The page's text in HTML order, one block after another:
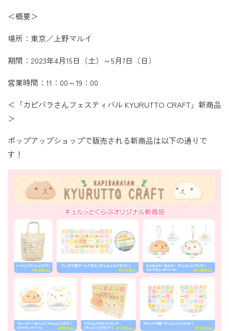
＜概要＞
場所：東京／上野マルイ
期間：2023年4月15日（土）～5月7日（日）
営業時間：11：00～19：00
＜「カピバラさんフェスティバル KYURUTTO CRAFT」新商品
＞
ポップアップショップで販売される新商品は以下の通りで
す！